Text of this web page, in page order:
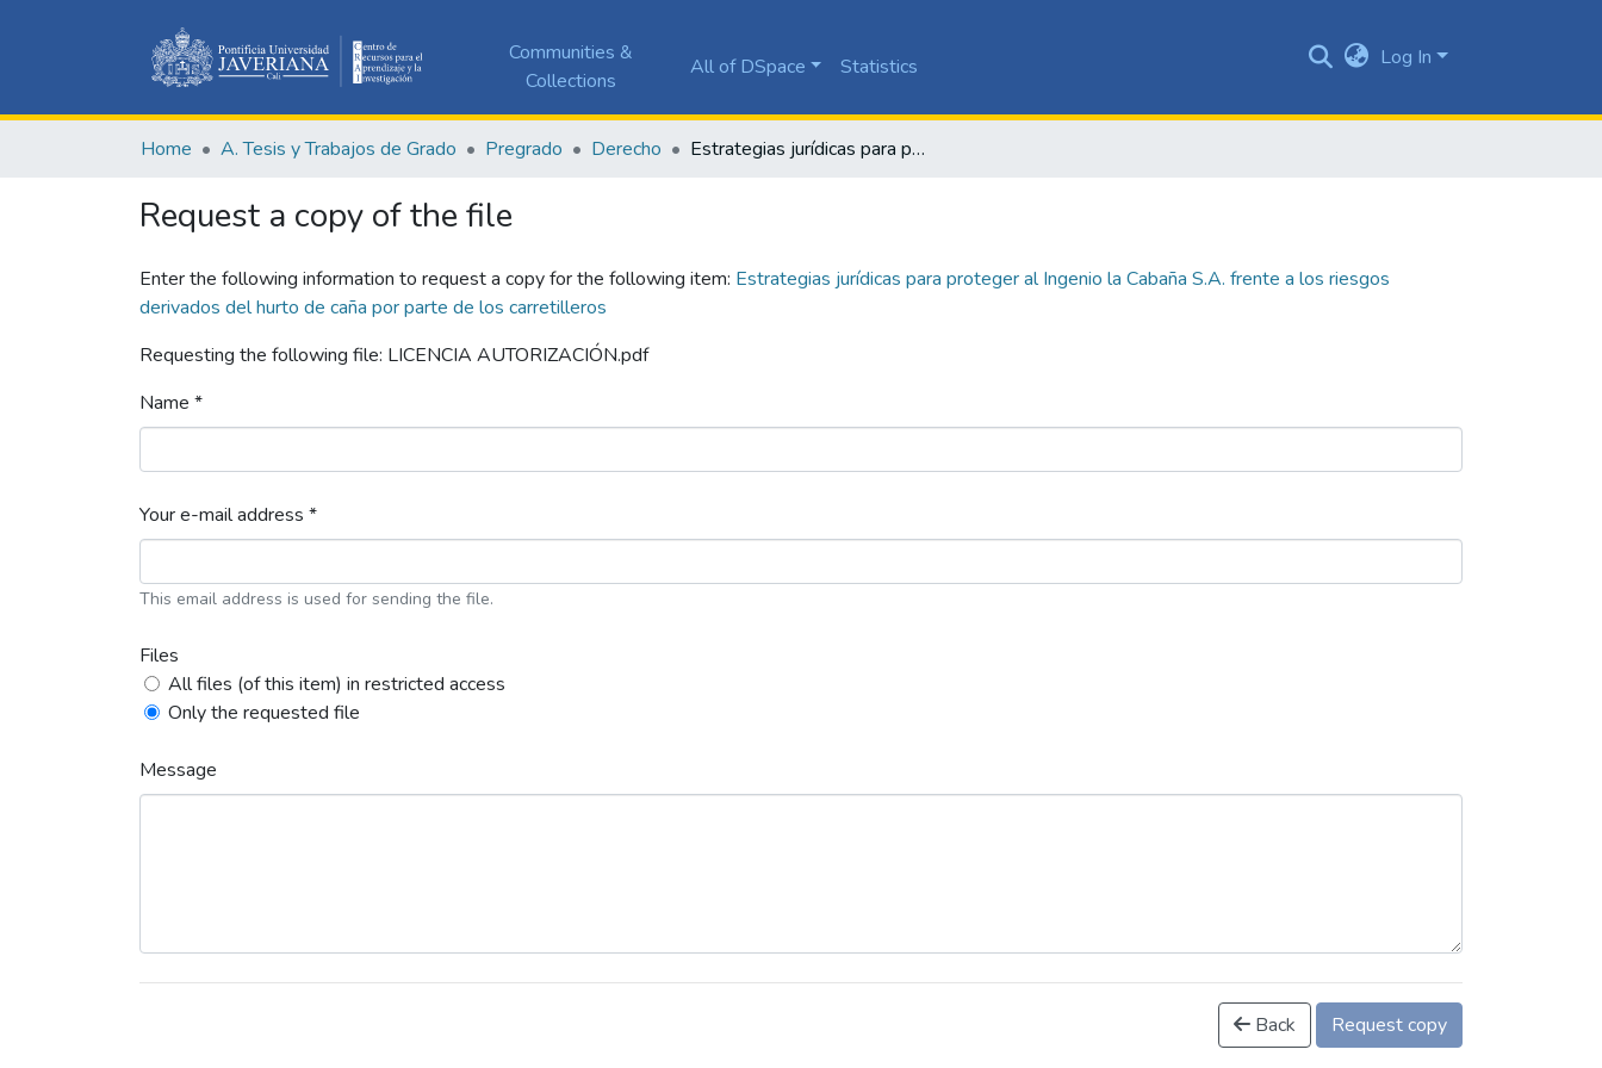
Communities &
Collections
All of DSpace Statistics Log In
Home A. Tesis y Trabajos de Grado Pregrado Derecho Estrategias jurídicas para proteger al Ingenio la Cabaña S.A. frente a los riesgos derivados del hurto de caña por parte de los carretilleros
Request a copy of the file
Enter the following information to request a copy for the following item: Estrategias jurídicas para proteger al Ingenio la Cabaña S.A. frente a los riesgos
derivados del hurto de caña por parte de los carretilleros
Requesting the following file: LICENCIA AUTORIZACIÓN.pdf
Name *
Your e-mail address *
This email address is used for sending the file.
Files
All files (of this item) in restricted access
Only the requested file
Message
Back Request copy